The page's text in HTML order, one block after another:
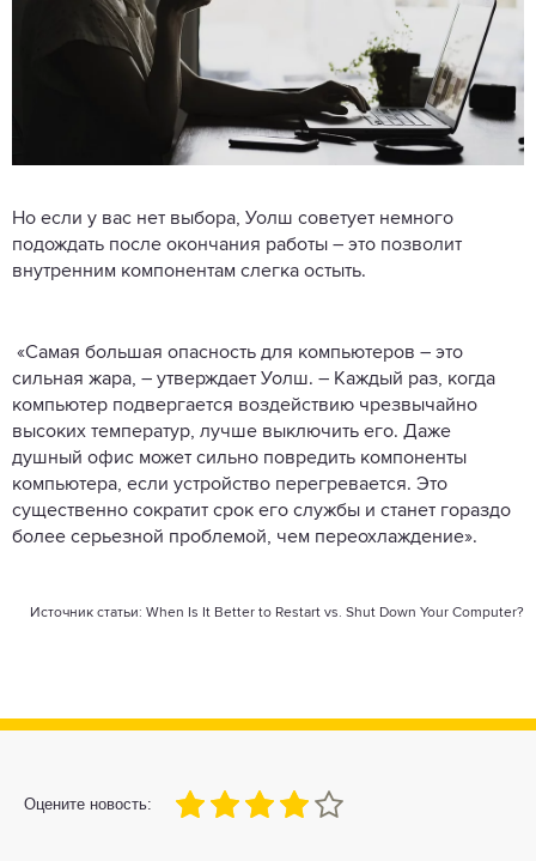
Но если у вас нет выбора, Уолш советует немного
подождать после окончания работы – это позволит
внутренним компонентам слегка остыть.
«Самая большая опасность для компьютеров – это
сильная жара, – утверждает Уолш. – Каждый раз, когда
компьютер подвергается воздействию чрезвычайно
высоких температур, лучше выключить его. Даже
душный офис может сильно повредить компоненты
компьютера, если устройство перегревается. Это
существенно сократит срок его службы и станет гораздо
более серьезной проблемой, чем переохлаждение».
Источник статьи: When Is It Better to Restart vs. Shut Down Your Computer?
Оцените новость:
80
1 3 4 5